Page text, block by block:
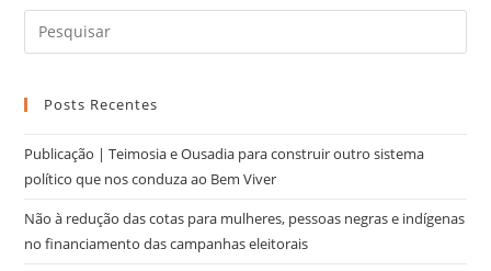
Posts Recentes
Publicação | Teimosia e Ousadia para construir outro sistema
político que nos conduza ao Bem Viver
Não à redução das cotas para mulheres, pessoas negras e indígenas
no financiamento das campanhas eleitorais